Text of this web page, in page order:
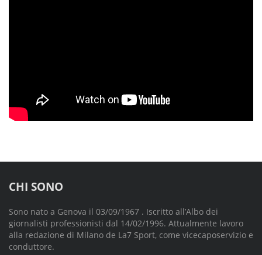
CHI SONO
Sono nato a Genova il 03/09/1967 . Iscritto all’Albo dei
giornalisti professionisti dal 14/02/1996. Attualmente lavoro
alla redazione di Milano de La7 Sport, come vicecaposervizio e
conduttore.